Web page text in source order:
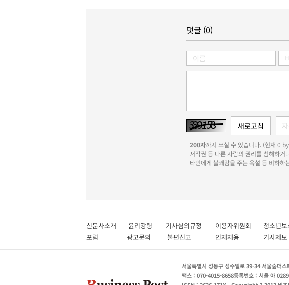
댓글 (0)
-200자까지 쓰실 수 있습니다. (현재 0
- 저작권 등 다른 사람의 권리를 침해하거
- 타인에게 불쾌감을 주는 욕설 등 비하하
신문사소개 윤리강령 기사심의규정 이용자위원회 청소년
포럼
광고문의 불편신고 인재채용 기사
서울특별시 성동구 성수일로 39-34 서울숲더
팩스 : 070-4015-8658등록번호 : 서울 아